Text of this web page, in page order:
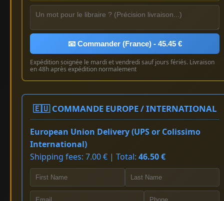
📧 Commander (France) - 45.45 €
Expédition soignée le mardi et vendredi sauf jours fériés. Livraison
en 48h après expédition normalement
🇪🇺 COMMANDE EUROPE / INTERNATIONAL
European Union Delivery (UPS or Colissimo
International)
Shipping fees: 7.00 € | Total: 46.50 €